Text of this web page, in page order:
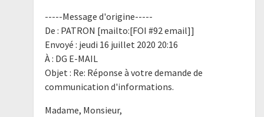
-----Message d'origine-----
De : PATRON [mailto:[FOI #92 email]]
Envoyé : jeudi 16 juillet 2020 20:16
À : DG E-MAIL
Objet : Re: Réponse à votre demande de
communication d'informations.
Madame, Monsieur,